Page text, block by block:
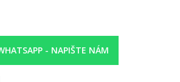
zdarma, osušky oproti kauci
(osvětlení a vybavení za poplatek)
- NAPIŠTE NÁM